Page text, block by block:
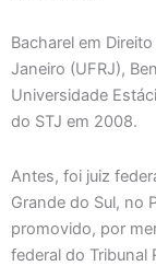
Bacharel em
Janeiro (UFRJ),
Universidade
do STJ em 2008.
Antes, foi juiz
Grande do Sul, no
promovido, por
federal do Tribunal